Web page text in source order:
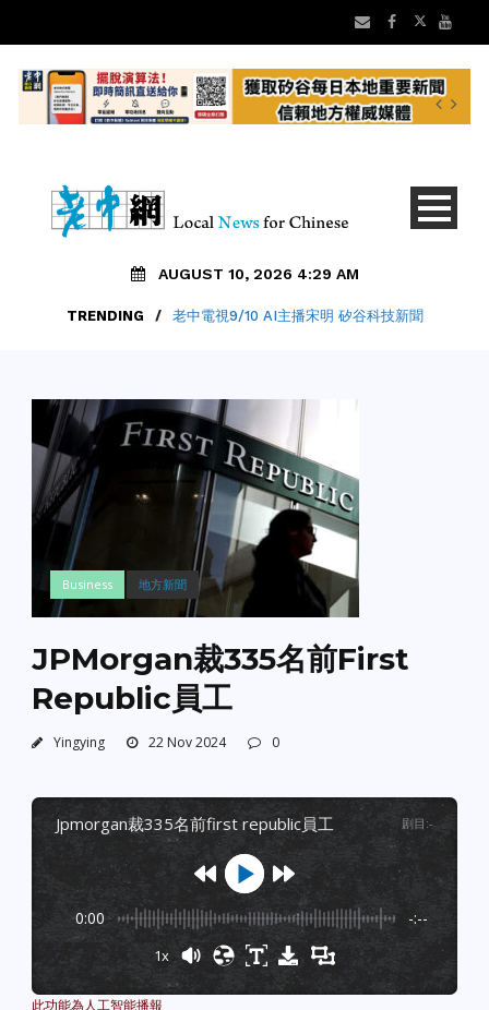
AUGUST 10, 2026 4:29 AM
TRENDING / 老中電視9/10 AI主播宋明 矽谷科技新聞
Business 地方新聞
JPMorgan裁335名前First
Republic員工
Yingying 22 Nov 2024 0
jpmorgan裁335名前first republic員工 剧目 :-
0:00 -:--
1x